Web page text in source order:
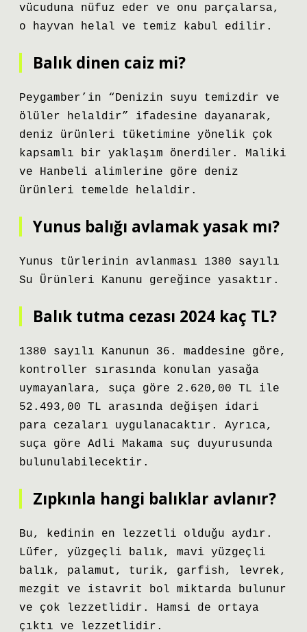
vücuduna nüfuz eder ve onu parçalarsa,
o hayvan helal ve temiz kabul edilir.
Balık dinen caiz mi?
Peygamber’in “Denizin suyu temizdir ve
ölüler helaldir” ifadesine dayanarak,
deniz ürünleri tüketimine yönelik çok
kapsamlı bir yaklaşım önerdiler. Maliki
ve Hanbeli alimlerine göre deniz
ürünleri temelde helaldir.
Yunus balığı avlamak yasak mı?
Yunus türlerinin avlanması 1380 sayılı
Su Ürünleri Kanunu gereğince yasaktır.
Balık tutma cezası 2024 kaç TL?
1380 sayılı Kanunun 36. maddesine göre,
kontroller sırasında konulan yasağa
uymayanlara, suça göre 2.620,00 TL ile
52.493,00 TL arasında değişen idari
para cezaları uygulanacaktır. Ayrıca,
suça göre Adli Makama suç duyurusunda
bulunulabilecektir.
Zıpkınla hangi balıklar avlanır?
Bu, kedinin en lezzetli olduğu aydır.
Lüfer, yüzgeçli balık, mavi yüzgeçli
balık, palamut, turik, garfish, levrek,
mezgit ve istavrit bol miktarda bulunur
ve çok lezzetlidir. Hamsi de ortaya
çıktı ve lezzetlidir.